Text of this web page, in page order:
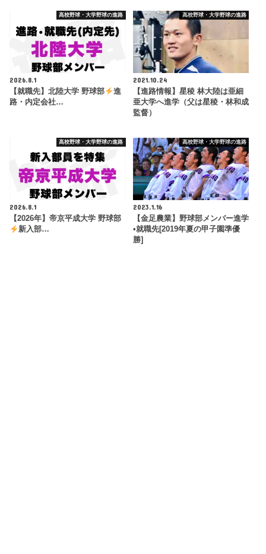
高校野球・大学野球の進路
2026.8.1
【就職先】北陸大学 野球部
進
路・内定会社…
高校野球・大学野球の進路
2021.10.24
【進路情報】星稜 林大陸は亜細
亜大学へ進学（父は星稜・林和成
監督）
高校野球・大学野球の進路
2026.8.1
【2026年】帝京平成大学 野球部
新入部…
高校野球・大学野球の進路
2023.1.16
【金足農業】野球部メンバー進学
•就職先[2019年夏の甲子園準優
勝]